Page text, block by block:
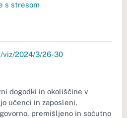
s stresom
viz/2024/3/26-30
dogodki in okoliščine v
učenci in zaposleni,
premišljeno in sočutno